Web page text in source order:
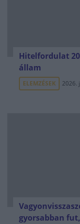
Hitelfordulat
állam
ELEMZÉSEK 2026.
gyorsabban